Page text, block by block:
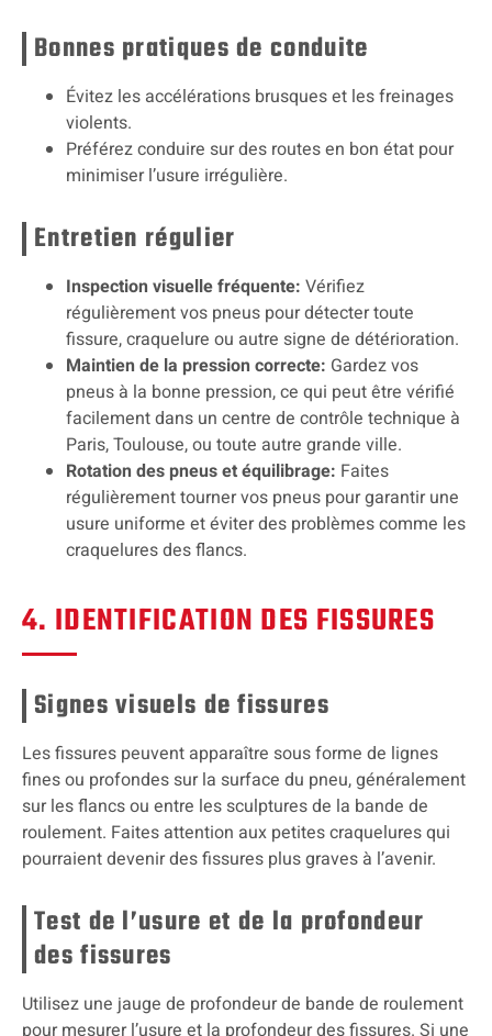
Bonnes pratiques de conduite
Évitez les accélérations brusques et les freinages
violents.
Préférez conduire sur des routes en bon état pour
minimiser l’usure irrégulière.
Entretien régulier
Inspection visuelle fréquente: Vérifiez
régulièrement vos pneus pour détecter toute
fissure, craquelure ou autre signe de détérioration.
Maintien de la pression correcte: Gardez vos
pneus à la bonne pression, ce qui peut être vérifié
facilement dans un centre de contrôle technique à
Paris, Toulouse, ou toute autre grande ville.
Rotation des pneus et équilibrage: Faites
régulièrement tourner vos pneus pour garantir une
usure uniforme et éviter des problèmes comme les
craquelures des flancs.
4. IDENTIFICATION DES FISSURES
Signes visuels de fissures
Les fissures peuvent apparaître sous forme de lignes
fines ou profondes sur la surface du pneu, généralement
sur les flancs ou entre les sculptures de la bande de
roulement. Faites attention aux petites craquelures qui
pourraient devenir des fissures plus graves à l’avenir.
Test de l’usure et de la profondeur
des fissures
Utilisez une jauge de profondeur de bande de roulement
pour mesurer l’usure et la profondeur des fissures. Si une